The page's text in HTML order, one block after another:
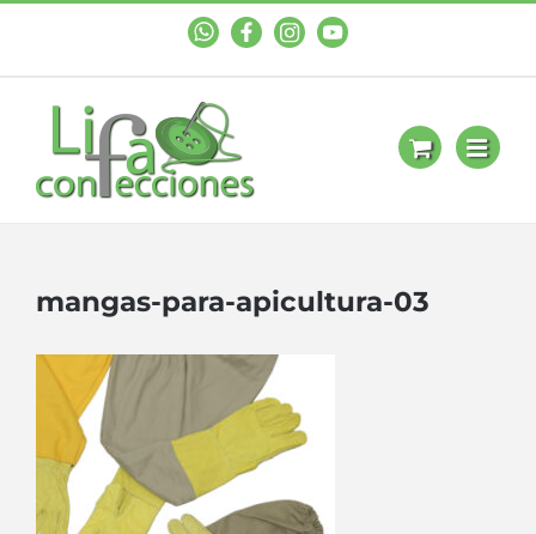
WhastAppFacebookInstagramYouTube
mangas-para-apicultura-03